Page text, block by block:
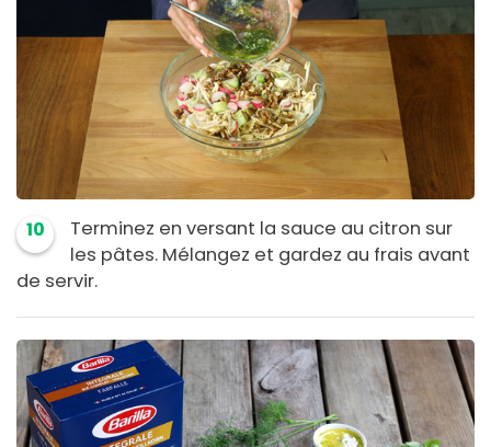
10
Terminez en versant la sauce au citron sur
les pâtes. Mélangez et gardez au frais avant
de servir.